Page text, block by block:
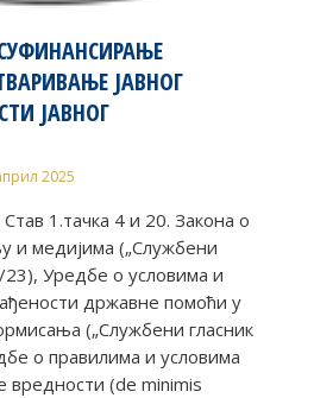
ЈАВНОГ
ЈАВНОГ
2025
1.тачка 4 и 20. Закона о
и медијима („Службени
23), Уредбе о условима и
државне помоћи у
(„Службени гласник
о правилима и условима
вредности (de minimis